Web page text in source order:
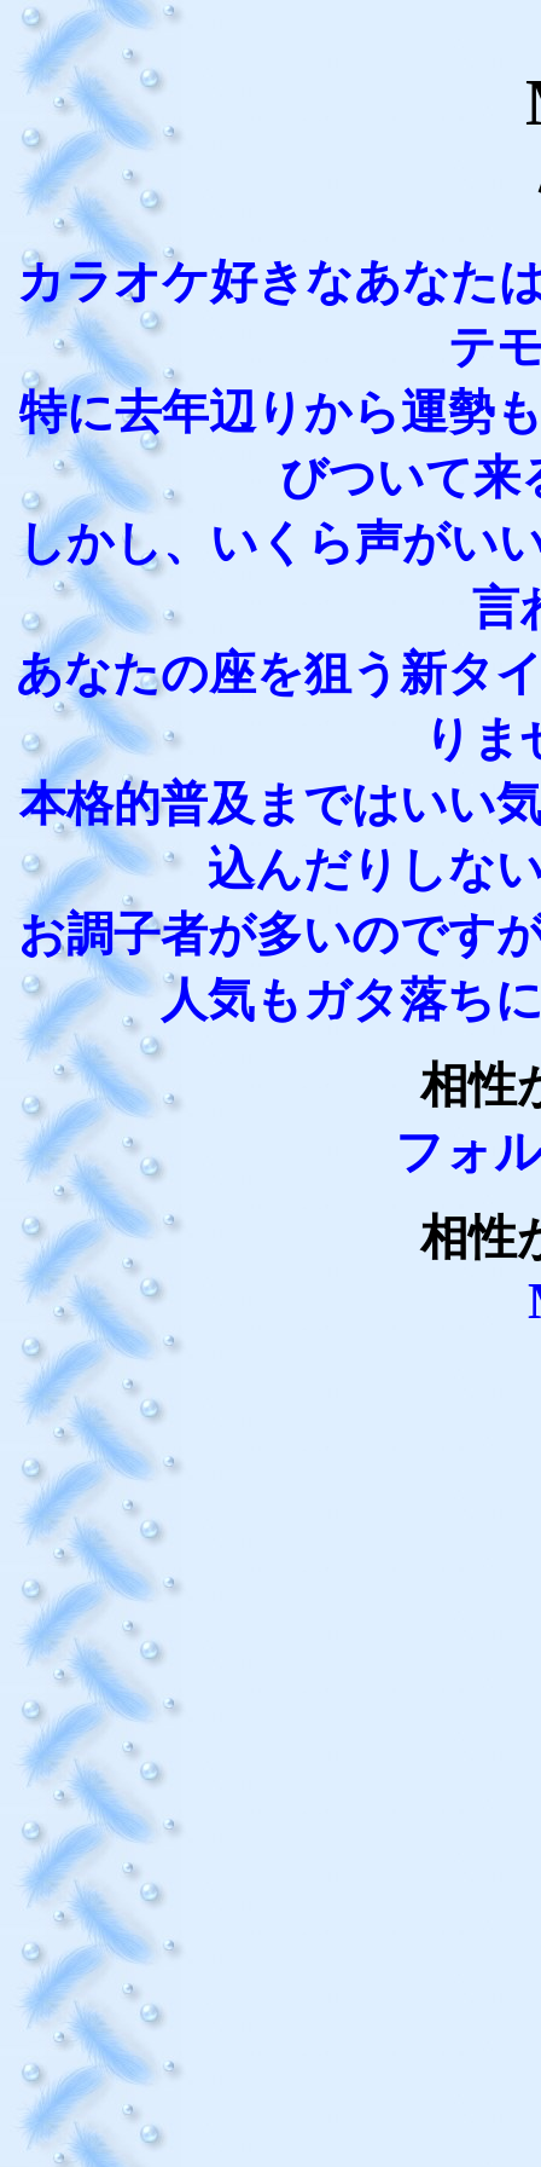
カラオケ好きなあなた
テ
特に去年辺りから運勢
びついて来
しかし、いくら声がい
言
あなたの座を狙う新タ
りま
本格的普及まではいい
込んだりしな
お調子者が多いのです
人気もガタ落ち
相性
フォ
相性